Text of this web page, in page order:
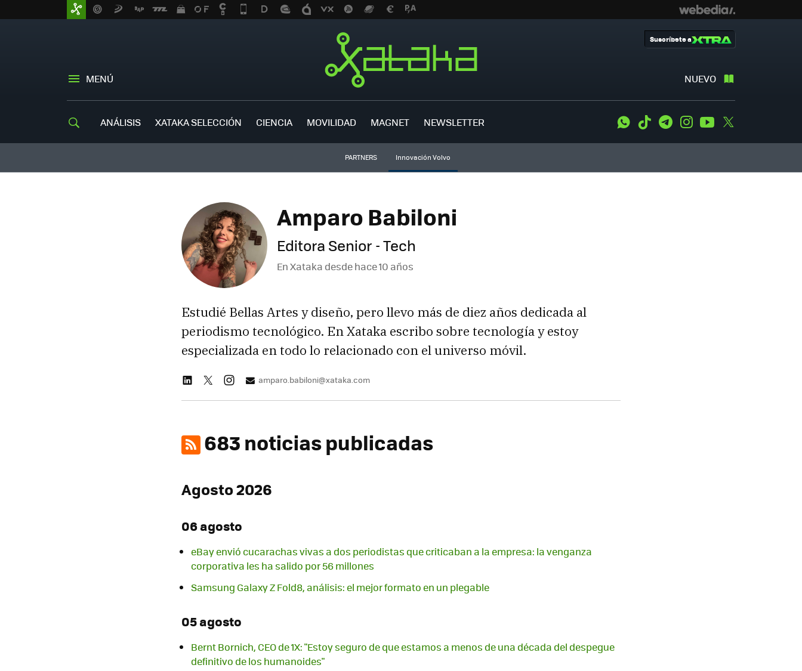
MENÚ NUEVO
Suscríbete a
ANÁLISIS XATAKA SELECCIÓN CIENCIA MOVILIDAD MAGNET NEWSLETTER WhatsApp
Tiktok TelegramInstagramYoutube
PARTNERS Innovación Volvo
Amparo Babiloni
Editora Senior - Tech
En Xataka desdehace 10 años
Estudié Bellas Artes y diseño, pero llevo más de diez años dedicada al
periodismo tecnológico. En Xataka escribo sobre tecnología y estoy
especializada en todo lo relacionado con el universo móvil.
amparo.babiloni@xataka.com
683 noticias publicadas
Agosto 2026
06 agosto
eBay envió cucarachas vivas a dos periodistas que criticaban a la empresa: la venganza
corporativa les ha salido por 56 millones
Samsung Galaxy Z Fold8, análisis: el mejor formato en un plegable
05 agosto
Bernt Bornich, CEO de 1X: "Estoy seguro de que estamos a menos de una década del despegue
definitivo de los humanoides"